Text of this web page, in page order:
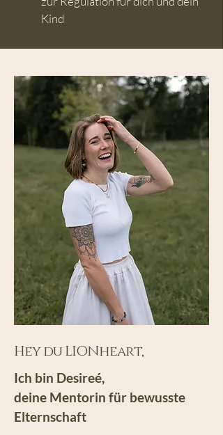
Kind
Hey du LIONheart,
Ich bin Desireé,
deine Mentorin für bewusste
Elternschaft